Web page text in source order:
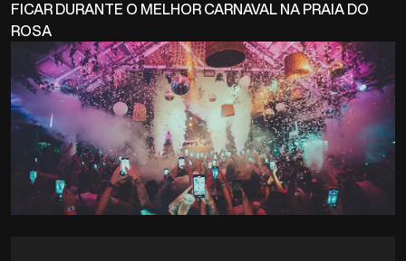
FICAR DURANTE O MELHOR CARNAVAL NA PRAIA DO
ROSA